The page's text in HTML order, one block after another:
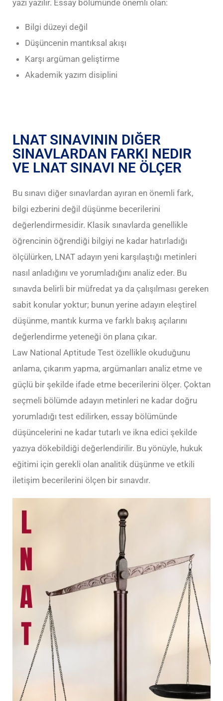
yazı yazılır. Essay bölümünde önemli olan:
Bilgi düzeyi değil
Düşüncenin mantıksal akışı
Karşı argüman geliştirme
Akademik yazım disiplini
LNAT SINAVININ DIĞER
SINAVLARDAN FARKI NEDIR
VE LNAT SINAVI NE ÖLÇER
Bu sınavı diğer sınavlardan ayıran en önemli fark,
bilgi ezberini değil düşünme becerilerini
değerlendirmesidir. Klasik sınavlarda genellikle
öğrencinin öğrendiği bilgiyi ne kadar hatırladığı
ölçülürken, LNAT adayın yeni karşılaştığı metinleri
nasıl anladığını ve yorumladığını analiz eder. Bu
sınavda belirli bir müfredat ya da çalışılması gereken
sabit konular yoktur; bunun yerine adayın eleştirel
düşünme, mantık kurma ve farklı bakış açılarını
değerlendirme yeteneği ön plana çıkar.
Law National Aptitude Test özellikle okuduğunu
anlama, çıkarım yapma, argümanları analiz etme ve
güçlü bir şekilde ifade etme becerilerini ölçer. Çoktan
seçmeli bölümde adayın metinleri ne kadar doğru
yorumladığı test edilirken, essay bölümünde
düşüncelerini ne kadar tutarlı ve ikna edici şekilde
yazıya dökebildiği değerlendirilir. Bu yönüyle, hukuk
eğitimi için gerekli olan analitik düşünme ve etkili
iletişim becerilerini ölçen bir sınavdır.